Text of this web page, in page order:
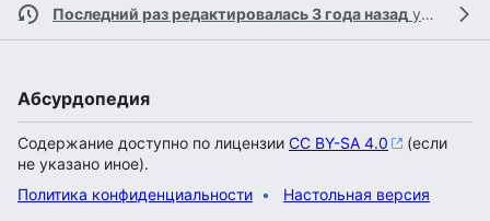
Последний раз редактировалась 3 года назад участником
Абсурдопедия
Содержание доступно по лицензии CC BY-SA 4.0
(если
не указано иное).
Политика конфиденциальности
Настольная версия